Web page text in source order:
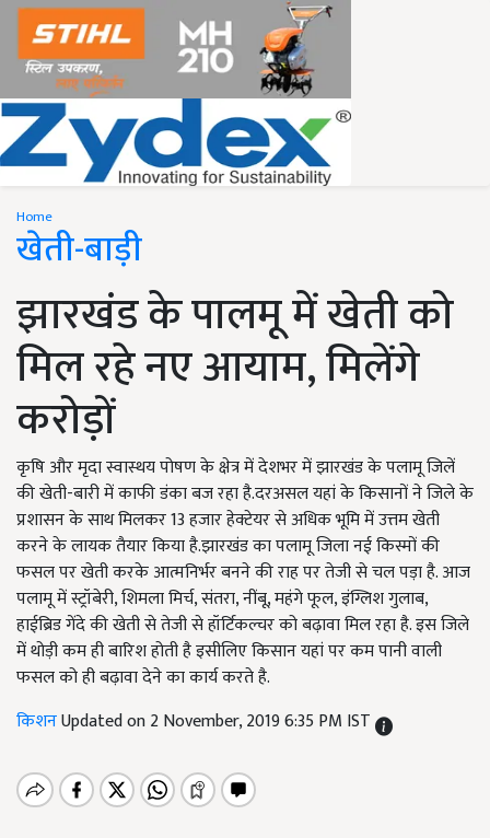
Home
खेती-बाड़ी
झारखंड के पालमू में खेती को
मिल रहे नए आयाम, मिलेंगे
करोड़ों
कृषि और मृदा स्वास्थय पोषण के क्षेत्र में देशभर में झारखंड के पलामू जिलें
की खेती-बारी में काफी डंका बज रहा है.दरअसल यहां के किसानों ने जिले के
प्रशासन के साथ मिलकर 13 हजार हेक्टेयर से अधिक भूमि में उत्तम खेती
करने के लायक तैयार किया है.झारखंड का पलामू जिला नई किस्मों की
फसल पर खेती करके आत्मनिर्भर बनने की राह पर तेजी से चल पड़ा है. आज
पलामू में स्ट्रॉबेरी, शिमला मिर्च, संतरा, नींबू, महंगे फूल, इंग्लिश गुलाब,
हाईब्रिड गेंदे की खेती से तेजी से हॉर्टिकल्चर को बढ़ावा मिल रहा है. इस जिले
में थोड़ी कम ही बारिश होती है इसीलिए किसान यहां पर कम पानी वाली
फसल को ही बढ़ावा देने का कार्य करते है.
किशनUpdated on 2 November, 2019 6:35 PM IST